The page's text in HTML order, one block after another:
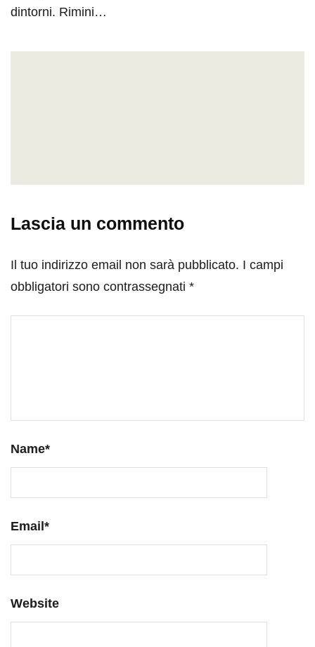
dintorni. Rimini…
Lascia un commento
Il tuo indirizzo email non sarà pubblicato. I campi
obbligatori sono contrassegnati *
Name*
Email *
Website